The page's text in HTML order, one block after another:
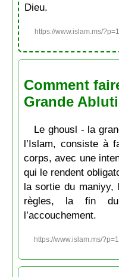
Dieu.
https://www.islam.ms/?p=1
Comment
Grande
Le ghousl - la
l’Islam, consiste à
corps, avec une
qui le rendent
la sortie du maniyy,
règles, la fin
l’accouchement.
https://www.islam.ms/